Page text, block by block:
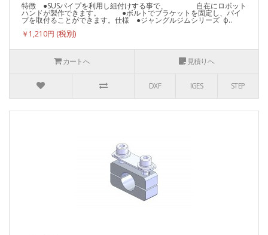
特徴 ●SUSパイプを利用し組付けする事で、 自在にロボット
ハンドが製作できます。 ●ボルトでブラケットを固定し、パイ
プを取付ることができます。仕様 ●ジャングルジムシリーズ ф..
￥1,210円
カートへ 見積りへ
DXF IGES STEP